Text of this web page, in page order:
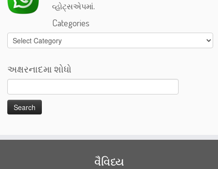
વ્હોટ્સએપમાં.
Categories
Categories
અક્ષરનાદમા શોધો
વૈવિધ્ય